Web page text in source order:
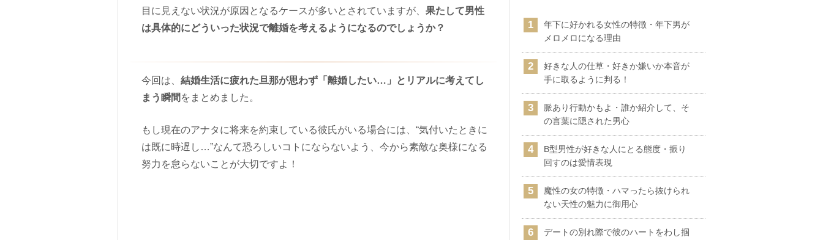
目に見えない状況が原因となるケースが多いとされていますが、 果たして男性
は具体的にどういった状況で離婚を考えるようになるのでしょうか？
今回は、 結婚生活に疲れた旦那が思わず「離婚したい…」とリアルに考えてし
まう瞬間 をまとめました。
もし現在のアナタに将来を約束している彼氏がいる場合には、“気付いたときに
は既に時遅し…”なんて恐ろしいコトにならないよう、今から素敵な奥様になる
努力を怠らないことが大切ですよ！
年下に好かれる女性の特徴・年下男が
メロメロになる理由
好きな人の仕草・好きか嫌いか本音が
手に取るように判る！
脈あり行動かもよ・誰か紹介して、そ
の言葉に隠された男心
B型男性が好きな人にとる態度・振り
回すのは愛情表現
魔性の女の特徴・ハマったら抜けられ
ない天性の魅力に御用心
デートの別れ際で彼のハートをわし掴